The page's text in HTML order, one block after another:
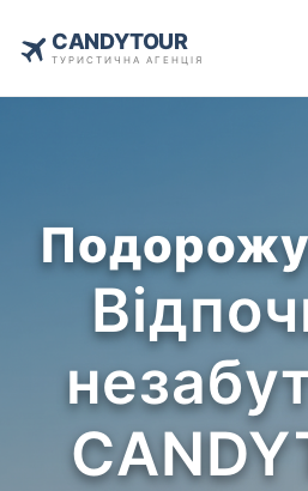
CANDYTOUR
ТУРИСТИЧНА АГЕНЦІЯ